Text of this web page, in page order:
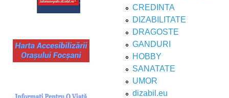
CREDINTA
DIZABILITATE
DRAGOSTE
GANDURI
HOBBY
SANATATE
UMOR
dizabil.eu